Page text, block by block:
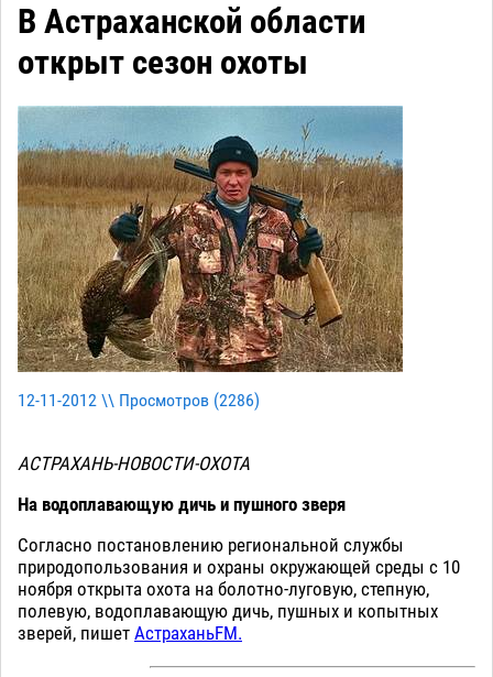
В Астраханской области
открыт сезон охоты
12-11-2012 \\ Просмотров (2286)
АСТРАХАНЬ-НОВОСТИ-ОХОТА
На водоплавающую дичь и пушного зверя
Согласно постановлению региональной службы
природопользования и охраны окружающей среды с 10
ноября открыта охота на болотно-луговую, степную,
полевую, водоплавающую дичь, пушных и копытных
зверей, пишет АстраханьFM.